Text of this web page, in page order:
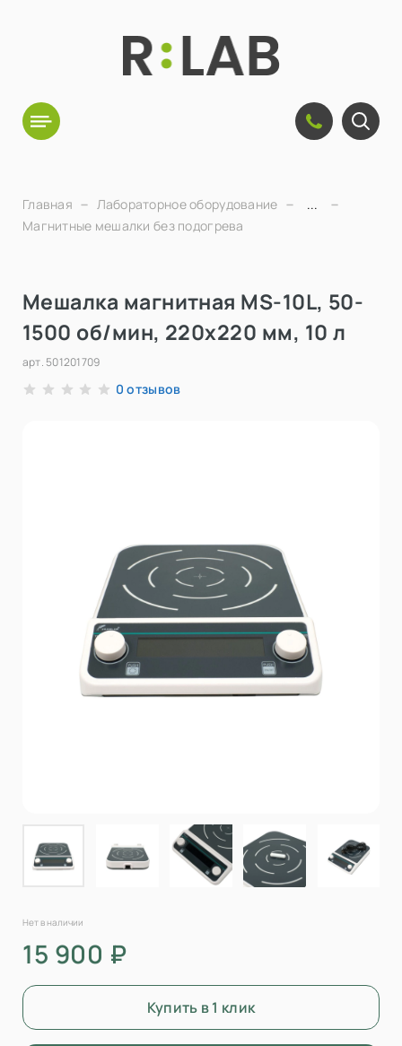
Главная Лабораторное оборудование
...
Магнитные мешалки без подогрева
Мешалка магнитная MS-10L, 50-
1500 об/мин, 220х220 мм, 10 л
арт. 501201709
0 отзывов
Нет в наличии
15 900 ₽
Купить в 1 клик